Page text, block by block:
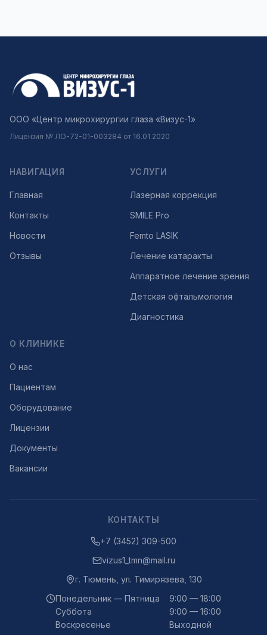
ООО «Центр микрохирургии глаза «Визус-1»
Лицензия № ЛО-72-01-003284 от 16.01.2020
НАВИГАЦИЯ
Главная
Контакты
Новости
Отзывы
УСЛУГИ
Лазерная коррекция
SMILE Pro
Femto LASIK
Лечение катаракты
Аппаратное лечение зрения
Детская офтальмология
Диагностика
О КЛИНИКЕ
О нас
Пациентам
Оборудование
Лицензии
Документы
Вакансии
КОНТАКТЫ
+7 (3452) 309-500
vizus1_tmn@mail.ru
г. Тюмень ул. Тимирязева, 130
Понедельник — Пятница
9:00 — 18:00
Суббота
9:00 — 16:00
Воскресенье
Выходной